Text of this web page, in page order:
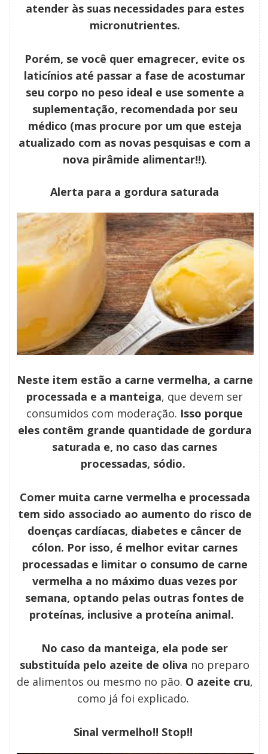
atender às suas necessidades para estes
micronutrientes.
Porém, se você quer emagrecer, evite os
laticínios até passar a fase de acostumar
seu corpo no peso ideal e use somente a
suplementação, recomendada por seu
médico (mas procure por um que esteja
atualizado com as novas pesquisas e com a
nova pirâmide alimentar!!).
Alerta para a gordura saturada
Neste item estão a carne vermelha, a carne
processada e a manteiga, que devem ser
consumidos com moderação. Isso porque
eles contêm grande quantidade de gordura
saturada e, no caso das carnes
processadas, sódio.
Comer muita carne vermelha e processada
tem sido associado ao aumento do risco de
doenças cardíacas, diabetes e câncer de
cólon. Por isso, é melhor evitar carnes
processadas e limitar o consumo de carne
vermelha a no máximo duas vezes por
semana, optando pelas outras fontes de
proteínas, inclusive a proteína animal.
No caso da manteiga, ela pode ser
substituída pelo azeite de oliva no preparo
de alimentos ou mesmo no pão. O azeite cru,
como já foi explicado.
Sinal vermelho!! Stop!!